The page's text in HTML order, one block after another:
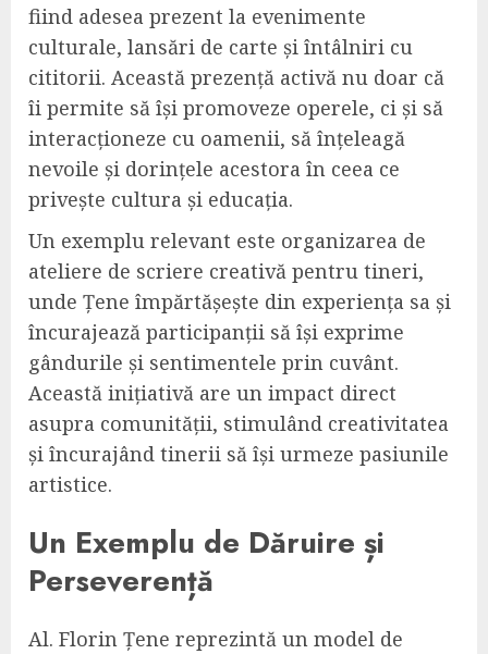
fiind adesea prezent la evenimente
culturale, lansări de carte și întâlniri cu
cititorii. Această prezență activă nu doar că
îi permite să își promoveze operele, ci și să
interacționeze cu oamenii, să înțeleagă
nevoile și dorințele acestora în ceea ce
privește cultura și educația.
Un exemplu relevant este organizarea de
ateliere de scriere creativă pentru tineri,
unde Țene împărtășește din experiența sa și
încurajează participanții să își exprime
gândurile și sentimentele prin cuvânt.
Această inițiativă are un impact direct
asupra comunității, stimulând creativitatea
și încurajând tinerii să își urmeze pasiunile
artistice.
Un Exemplu de Dăruire și
Perseverență
Al. Florin Țene reprezintă un model de